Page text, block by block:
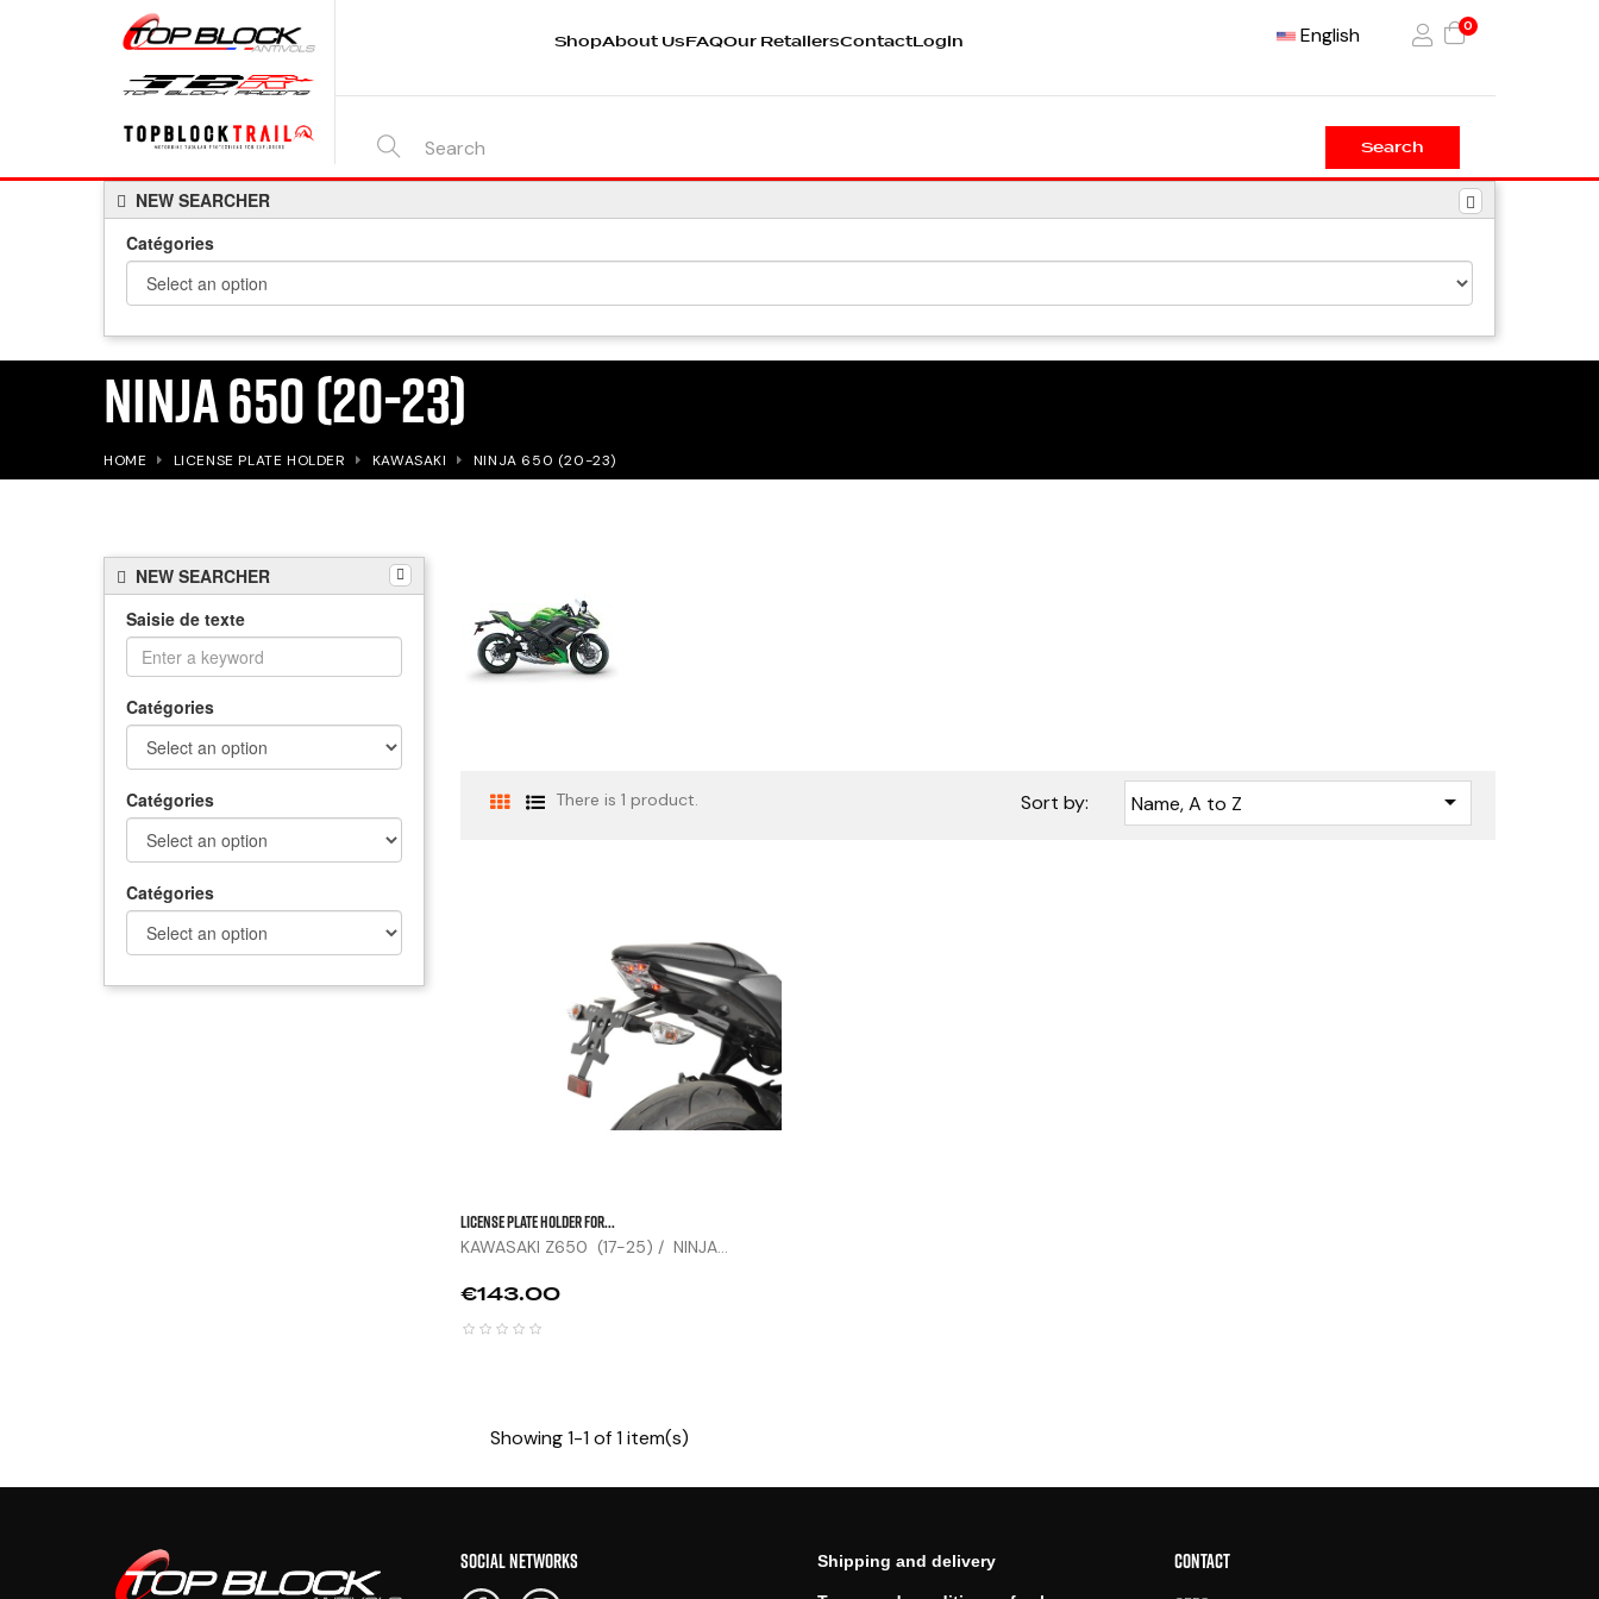
ShopAbout UsFAQOur RetailersContactLogin English 0
Search
NEW SEARCHER
Catégories
NINJA 650 (20-23)
HOME LICENSE PLATE HOLDER KAWASAKI NINJA 650 (20-23)
NEW SEARCHER
Saisie de texte
Catégories
Catégories
Catégories
There is 1 product. Sort by: Name, A to Z 
LICENSE PLATE HOLDER FOR...
KAWASAKI Z650 (17-25) / NINJA...
Price
€143.00
Showing 1-1 of 1 item(s)
SOCIAL NETWORKS Shipping and delivery CONTACT